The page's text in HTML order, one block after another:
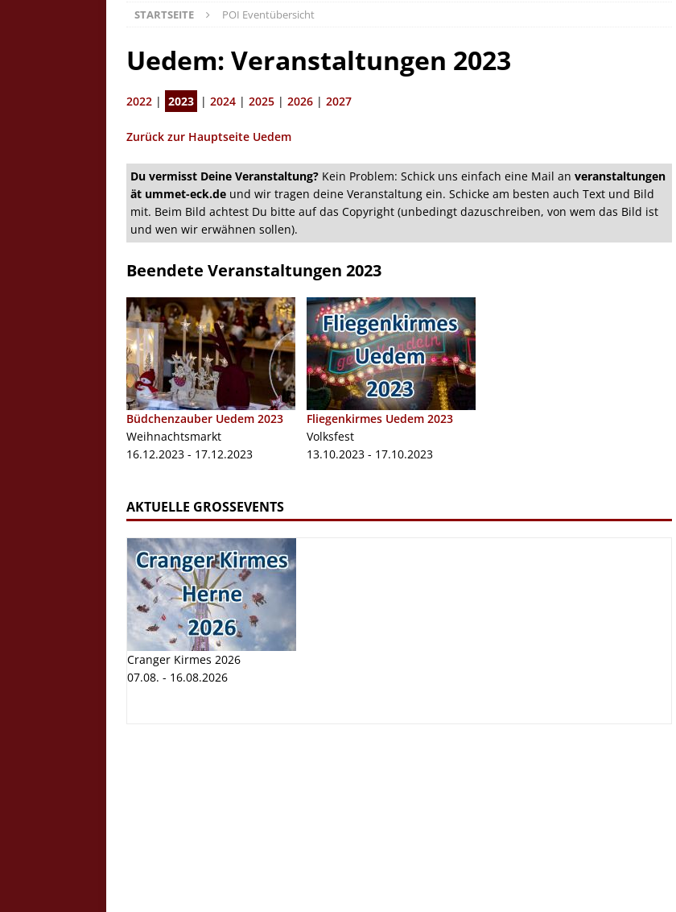
STARTSEITE POI Eventübersicht
Uedem: Veranstaltungen 2023
2022 | 2023 | 2024 | 2025 | 2026 | 2027
Zurück zur Hauptseite Uedem
Du vermisst Deine Veranstaltung? Kein Problem: Schick uns einfach eine Mail an veranstaltungen
ät ummet-eck.de und wir tragen deine Veranstaltung ein. Schicke am besten auch Text und Bild
mit. Beim Bild achtest Du bitte auf das Copyright (unbedingt dazuschreiben, von wem das Bild ist
und wen wir erwähnen sollen).
Beendete Veranstaltungen 2023
Büdchenzauber Uedem 2023
Weihnachtsmarkt
16.12.2023 - 17.12.2023
Fliegenkirmes Uedem 2023
Volksfest
13.10.2023 - 17.10.2023
AKTUELLE GROSSEVENTS
Cranger Kirmes 2026
07.08. - 16.08.2026
Rheinkirmes Düsseldorf 2022
Auch im Jahr 2026 immer noch mal einen Blick
Wert, die Rheinkirmes aus dem Jahr 2022. Am
Sonntag Nachmittag waren wir bei herrlichem
Sommerw...
Crazy Outback (Kollmann) - Laufgeschäft -
Bilder
Schau Dir hier Bilder vom Laufgeschäft "Crazy
Outback" an.
Zur Bildgalerie